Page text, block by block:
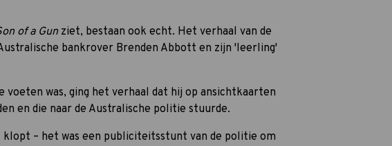
of a Gun ziet, bestaan ook echt. Het verhaal van de
bankrover Brenden Abbott en zijn 'leerling'
voeten was, ging het verhaal dat hij op ansichtkaarten
en die naar de Australische politie stuurde.
– het was een publiciteitsstunt van de politie om